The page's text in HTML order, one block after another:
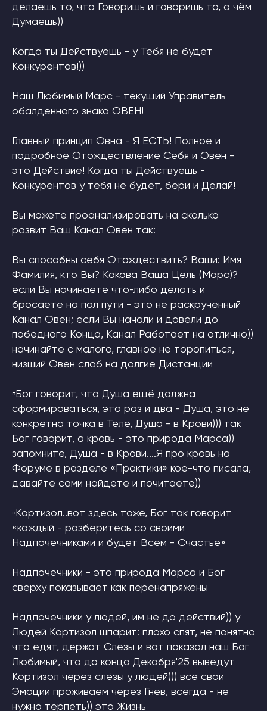
делаешь то, что Говоришь и говоришь то, о чём
Думаешь))
Когда ты Действуешь - у Тебя не будет
Конкурентов!))
Наш Любимый Марс - текущий Управитель
обалденного знака ОВЕН!
Главный принцип Овна - Я ЕСТЬ! Полное и
подробное Отождествление Себя и Овен -
это Действие! Когда ты Действуешь -
Конкурентов у тебя не будет, бери и Делай!
Вы можете проанализировать на сколько
развит Ваш Канал Овен так:
Вы способны себя Отождествить? Ваши: Имя
Фамилия, кто Вы? Какова Ваша Цель (Марс)?
если Вы начинаете что-либо делать и
бросаете на пол пути - это не раскрученный
Канал Овен; если Вы начали и довели до
победного Конца, Канал Работает на отлично))
начинайте с малого, главное не торопиться,
низший Овен слаб на долгие Дистанции
▫Бог говорит, что Душа ещё должна
сформироваться, это раз и два - Душа, это не
конкретна точка в Теле, Душа - в Крови))) так
Бог говорит, а кровь - это природа Марса))
запомните, Душа - в Крови....Я про кровь на
Форуме в разделе «Практики» кое-что писала,
давайте сами найдете и почитаете))
▫Кортизол..вот здесь тоже, Бог так говорит
«каждый - разберитесь со своими
Надпочечниками и будет Всем - Счастье»
Надпочечники - это природа Марса и Бог
сверху показывает как перенапряжены
Надпочечники у людей, им не до действий)) у
Людей Кортизол шпарит: плохо спят, не понятно
что едят, держат Слезы и вот показал наш Бог
Любимый, что до конца Декабря'25 выведут
Кортизол через слёзы у людей))) все свои
Эмоции проживаем через Гнев, всегда - не
нужно терпеть)) это Жизнь